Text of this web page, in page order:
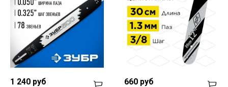
1 240 руб 660 руб